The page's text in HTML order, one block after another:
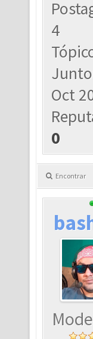
4
Oct
0
Encontrar